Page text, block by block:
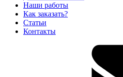
Наши работы
Как заказать?
Статьи
Контакты